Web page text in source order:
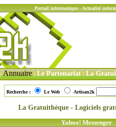
Portail informatique - Actualité
|Annuaire| Le Partenariat | La
Recherche : Le Web Artisan2k
La Gratuithèque - Logiciels
Yahoo! Messenger